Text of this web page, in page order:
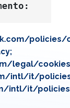
policies/
;
legal/cookies
intl/it/
intl/it/